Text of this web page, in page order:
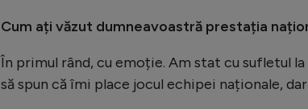
Cum ați văzut dumneavoastră prestația
În primul rând, cu emoție. Am stat cu sufletul
să spun că îmi place jocul echipei naționale,